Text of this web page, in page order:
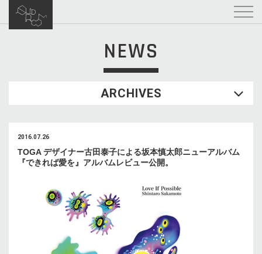
NEWS
ARCHIVES
2016.07.26
TOGA デザイナー古田泰子による坂本慎太郎ニューアルバム
『できれば愛を』アルバムレビュー公開。